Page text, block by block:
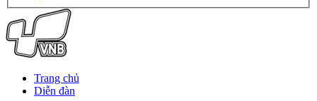
Trang chủ
Diễn đàn